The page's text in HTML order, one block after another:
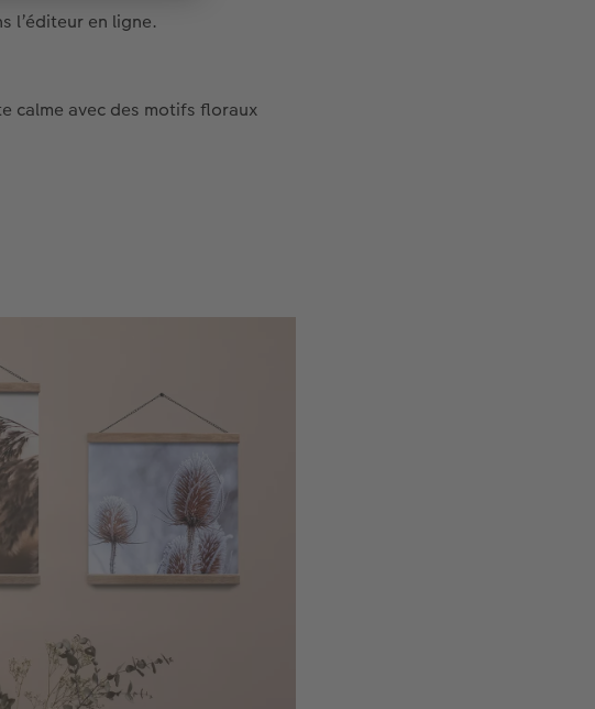
l’éditeur en ligne.
calme avec des motifs floraux